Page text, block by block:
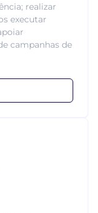
realizar
executar
campanhas de